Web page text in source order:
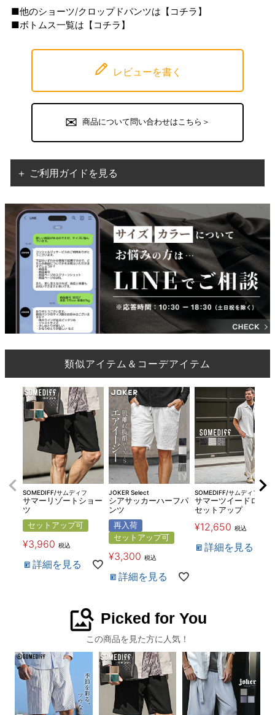
■他のショーツ/クロップドパンツは【 コチラ 】
■ボトムス一覧は【 コチラ 】
レビューを書く
商品について問い合わせはこちら＞
＋ ご利用ガイドを見る
類似アイテム＆コーデアイテム
SOMEDIFF/サムディフ
サマーリゾートショー
ツ
セットアップ可
¥3,960 税込
詳細を見る
JOKER Select
シアサッカーハーフパ
ンツ
再入荷
セットアップ可
¥3,300 税込
詳細を見る
SOMEDIFF/サムディフ
サマーツイードロング
セットアップ
¥12,650 税込
詳細を見る
image_search Picked for You
この商品を見た方に人気！